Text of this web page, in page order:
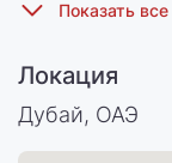
Локация
Дубай, ОАЭ